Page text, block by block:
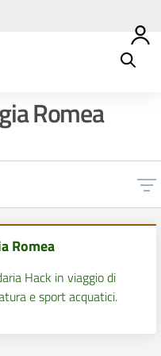
Romea
Romea
Hack in viaggio di
e sport acquatici.